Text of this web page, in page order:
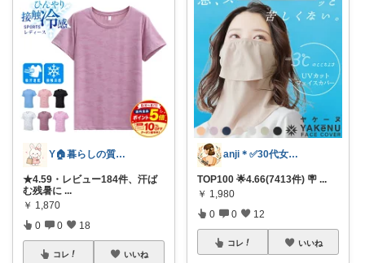
Y🏠暮らしの質が上がる物探し
★4.59・レビュー184件、汗ば
む残暑に ...
￥ 1,870
0 0 18
コレ いいね
anji＊✅30代女性売上ランキング🏆
TOP100 🌟4.66(7413件) 🪧 ...
￥ 1,980
0 0 12
コレ いいね